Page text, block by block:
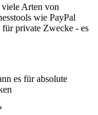
viele Arten von
wie PayPal
für private Zwecke - es
es für absolute